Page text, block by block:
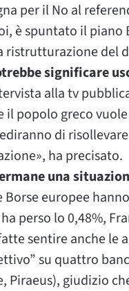
per il No al
è spuntato il
ristrutturazione del
significare
alla tv
il popolo greco
di
ha precisato.
una
Borse europee
perso lo 0,48%,
sentire anche le
su quattro
Piraeus), giudizio